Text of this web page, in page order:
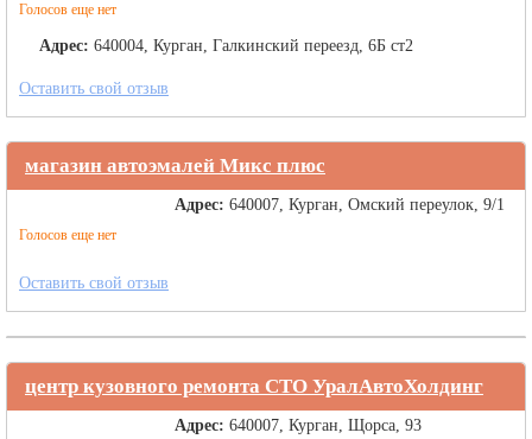
Голосов еще нет
Адрес: 640004, Курган, Галкинский переезд, 6Б ст2
Оставить свой отзыв
магазин автоэмалей Микс плюс
Голосов еще нет
Адрес: 640007, Курган, Омский переулок, 9/1
Оставить свой отзыв
центр кузовного ремонта СТО УралАвтоХолдинг
Адрес: 640007, Курган, Щорса, 93